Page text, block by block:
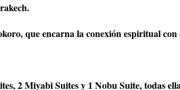
que encarna la conexión espiritual con
2 Miyabi Suites y 1 Nobu Suite, todas